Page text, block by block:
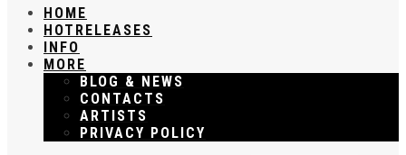
HOME
RELEASES
INFO
MORE
BLOG & NEWS
CONTACTS
ARTISTS
PRIVACY POLICY